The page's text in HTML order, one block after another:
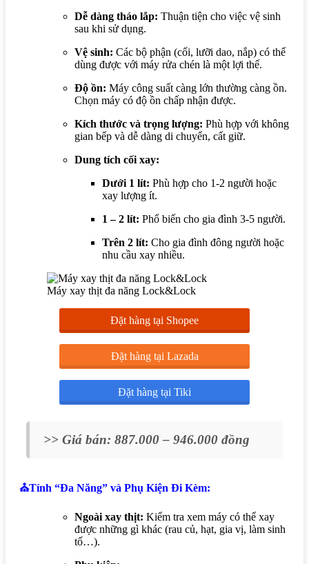
Dễ dàng tháo lắp: Thuận tiện cho việc vệ sinh
sau khi sử dụng.
Vệ sinh: Các bộ phận (cối, lưỡi dao, nắp) có thể
dùng được với máy rửa chén là một lợi thế.
Độ ồn: Máy công suất càng lớn thường càng ồn.
Chọn máy có độ ồn chấp nhận được.
Kích thước và trọng lượng: Phù hợp với không
gian bếp và dễ dàng di chuyển, cất giữ.
Dung tích cối xay:
Dưới 1 lít: Phù hợp cho 1-2 người hoặc
xay lượng ít.
1 – 2 lít: Phổ biến cho gia đình 3-5 người.
Trên 2 lít: Cho gia đình đông người hoặc
nhu cầu xay nhiều.
Máy xay thịt đa năng Lock&Lock
Đặt hàng tại Shopee
Đặt hàng tại Lazada
Đặt hàng tại Tiki
>> Giá bán: 887.000 – 946.000 đồng
⛪Tính “Đa Năng” và Phụ Kiện Đi Kèm:
Ngoài xay thịt: Kiểm tra xem máy có thể xay
được những gì khác (rau củ, hạt, gia vị, làm sinh
tố…).